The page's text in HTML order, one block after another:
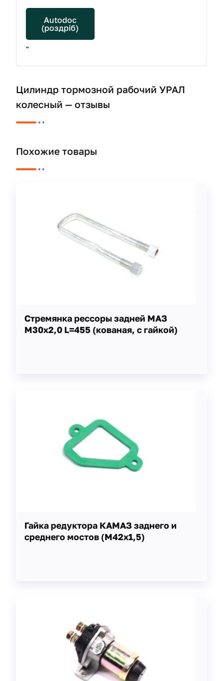
Autodoc
(роздріб)
"
Цилиндр тормозной рабочий УРАЛ
колесный — отзывы
Похожие товары
Стремянка рессоры задней МАЗ
М30х2,0 L=455 (кованая, с гайкой)
Гайка редуктора КАМАЗ заднего и
среднего мостов (М42х1,5)